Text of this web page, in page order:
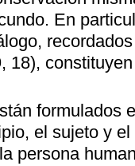
En
18),
formulados
el sujeto y
persona